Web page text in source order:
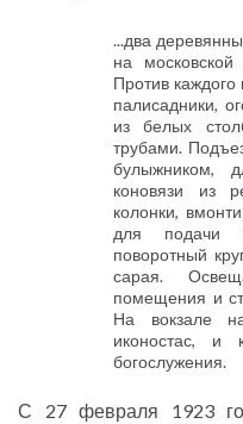
...два
на московской
Против каждого
палисадники,
из белых
трубами.
булыжником,
коновязи из
колонки,
для подачи
поворотный
сарая.
помещения и
На вокзале
иконостас, и
богослужения.
С 27 февраля 1923